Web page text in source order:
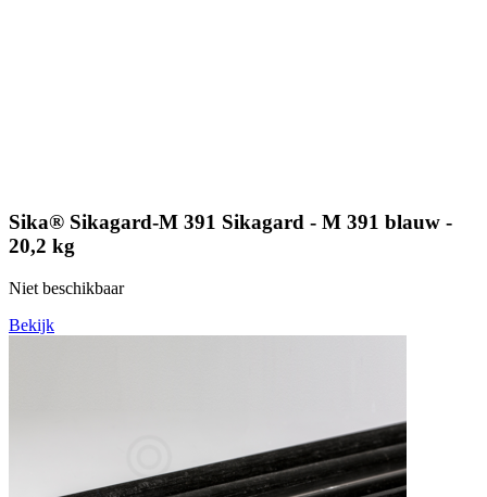
Sika® Sikagard-M 391 Sikagard - M 391 blauw -
20,2 kg
Niet beschikbaar
Bekijk